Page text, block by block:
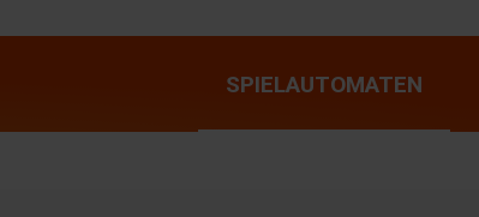
SPIELAUTOMATEN